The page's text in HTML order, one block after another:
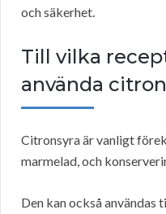
och säkerhet.
Till vilka
använda
Citronsyra är vanligt
marmelad, och
Den kan också